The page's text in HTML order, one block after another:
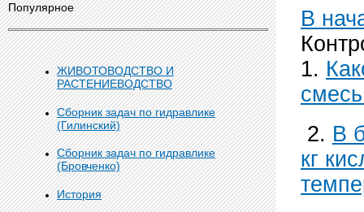
Популярное
ЖИВОТОВОДСТВО И
РАСТЕНИЕВОДСТВО
Сборник задач по гидравлике
(Гилинский)
Сборник задач по гидравлике
(Бровченко)
История
В
1.
смесь
2. В
кг